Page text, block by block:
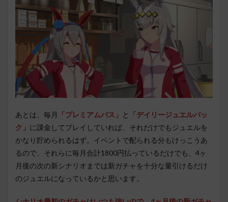
あとは、毎月 「プレミアムパス」 と
「デイリージュエルパッ
ク」 に課金してプレイしていれば、それだけでもジュエルを
かなり貯められるはず。イベントで配られる分もけっこうあ
るので、それらに毎月合計1800円払っているだけでも、4ヶ
月後の次の新シナリオまでは新ガチャを十分な量引けるだけ
のジュエルになっているかと思います。